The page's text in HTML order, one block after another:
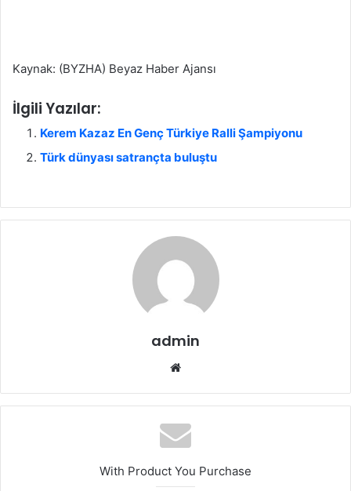
Kaynak: (BYZHA) Beyaz Haber Ajansı
İlgili Yazılar:
Kerem Kazaz En Genç Türkiye Ralli Şampiyonu
Türk dünyası satrançta buluştu
admin
sit
esi
With Product You Purchase